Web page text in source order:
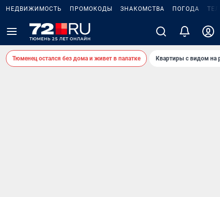
НЕДВИЖИМОСТЬ ПРОМОКОДЫ ЗНАКОМСТВА ПОГОДА
Тюменец остался без дома и живет в палатке Квартиры с видом на